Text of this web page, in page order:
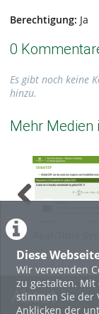
Diese
Wir verwenden
zu gestalten. Mit
stimmen Sie der
Anklicken der
Berechtigung: Ja
0
Es gibt noch keine
hinzu.
Mehr Medien
Multicore
Global
About